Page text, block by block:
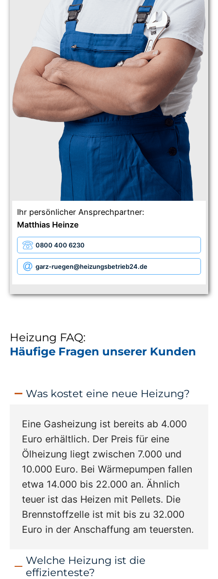
Ihr persönlicher Ansprechpartner:
Matthias Heinze
0800 400 6230
garz-ruegen@heizungsbetrieb24.de
Heizung FAQ:
Häufige Fragen unserer Kunden
Was kostet eine neue Heizung?
Eine Gasheizung ist bereits ab 4.000
Euro erhältlich. Der Preis für eine
Ölheizung liegt zwischen 7.000 und
10.000 Euro. Bei Wärmepumpen fallen
etwa 14.000 bis 22.000 an. Ähnlich
teuer ist das Heizen mit Pellets. Die
Brennstoffzelle ist mit bis zu 32.000
Euro in der Anschaffung am teuersten.
Welche Heizung ist die
effizienteste?